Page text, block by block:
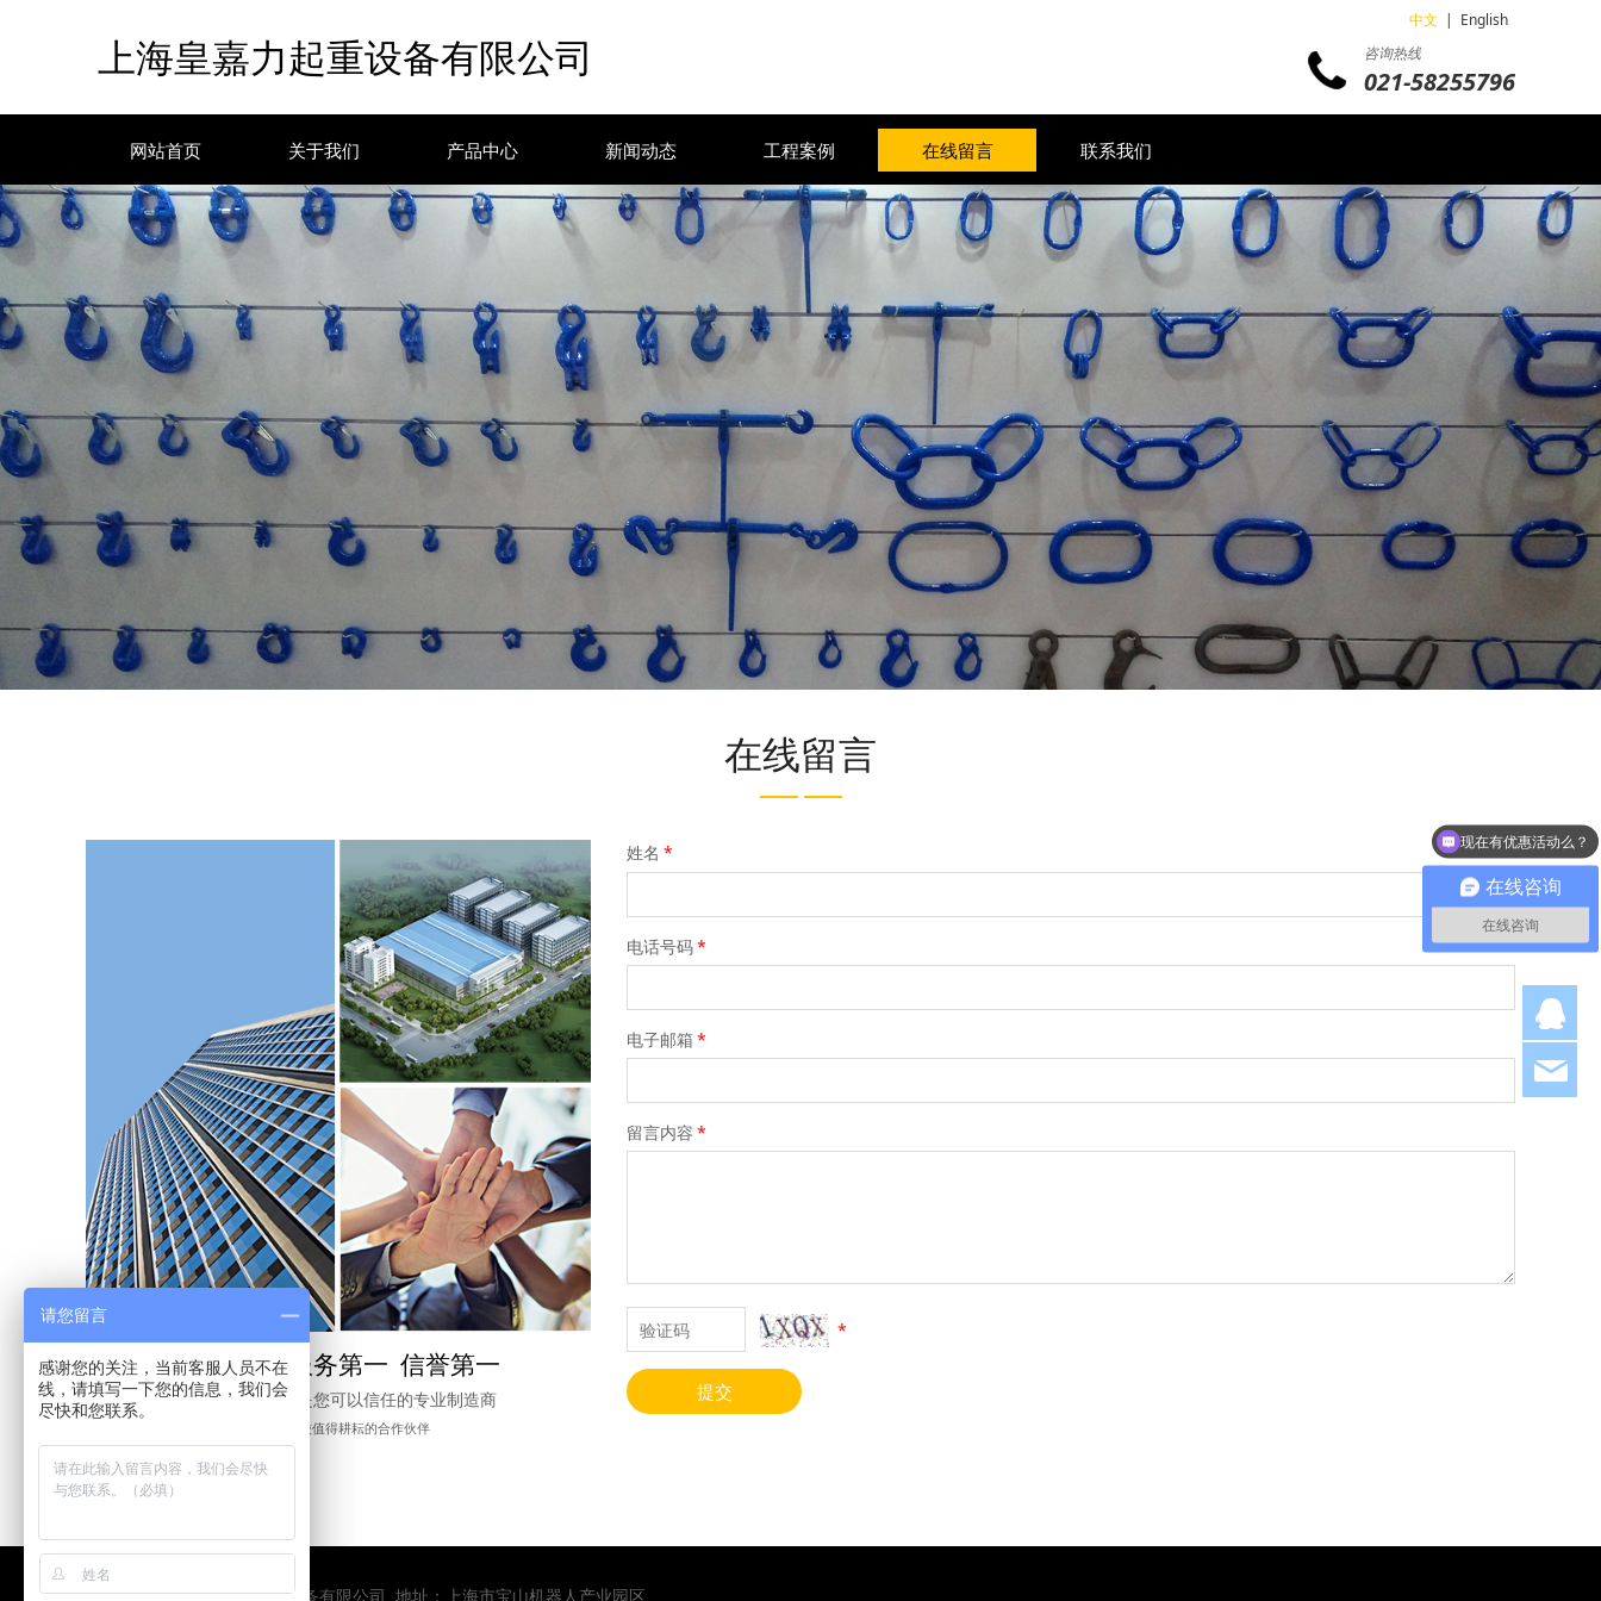
上海皇嘉力起重设备有限公司
中文 | English
咨询热线
021-58255796
网站首页 关于我们 产品中心 新闻动态 工程案例 在线留言 联系我们
在线留言
客户第一 服务第一 信誉第一
我们坚信：我们是您可以信任的专业制造商
是您事业较值得耕耘的合作伙伴
姓名 *
电话号码*
电子邮箱 *
留言内容 *
*
提交
版权所有：上海皇嘉力起重设备有限公司 地址：上海市宝山机器人产业园区
在线咨询
在线咨询
现在有优惠活动么？
请您留言
感谢您的关注，当前客服人员不在
线，请填写一下您的信息，我们会
尽快和您联系。